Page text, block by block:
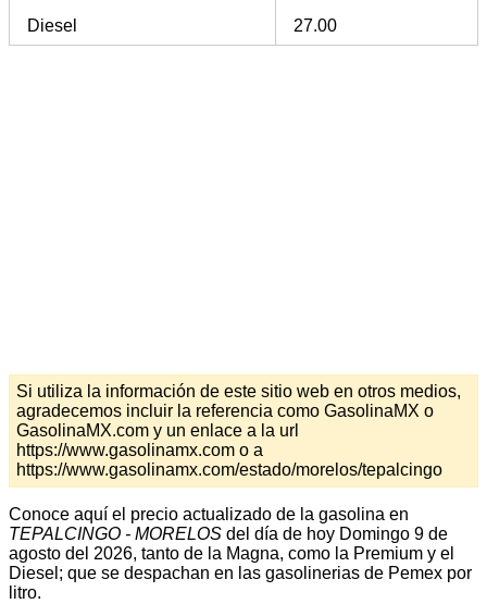
Diesel
27.00
Si utiliza la información de este sitio web en otros medios,
agradecemos incluir la referencia como GasolinaMX o
GasolinaMX.com y un enlace a la url
https://www.gasolinamx.com o a
https://www.gasolinamx.com/estado/morelos/tepalcingo
Conoce aquí el precio actualizado de la gasolina en
TEPALCINGO - MORELOS del día de hoy Domingo 9 de
agosto del 2026, tanto de la Magna, como la Premium y el
Diesel; que se despachan en las gasolinerias de Pemex por
litro.